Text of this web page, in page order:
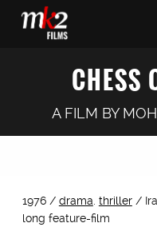
CHESS
A FILM BY
1976 / drama thriller/
long feature-film